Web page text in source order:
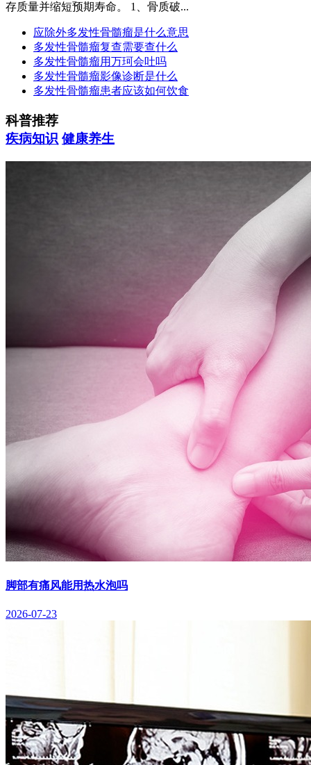
存质量并缩短预期寿命。 1、骨质破...
应除外多发性骨髓瘤是什么意思
多发性骨髓瘤复查需要查什么
多发性骨髓瘤用万珂会吐吗
多发性骨髓瘤影像诊断是什么
多发性骨髓瘤患者应该如何饮食
科普推荐
疾病知识 健康养生
脚部有痛风能用热水泡吗
2026-07-23